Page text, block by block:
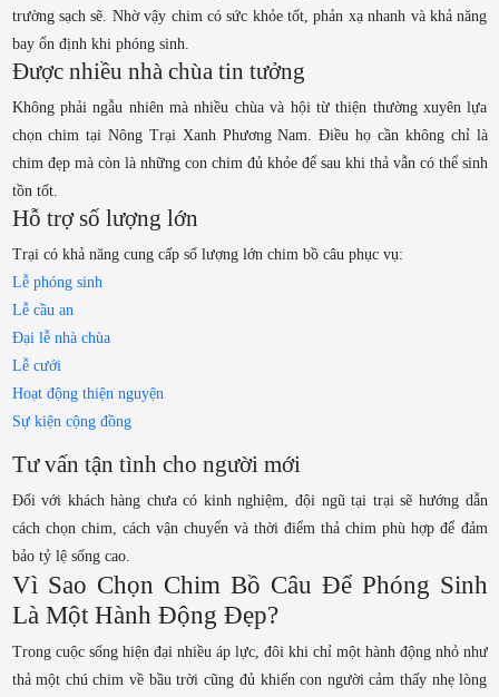
trường sạch sẽ. Nhờ vậy chim có sức khỏe tốt, phản xạ nhanh và khả năng
bay ổn định khi phóng sinh.
Được nhiều nhà chùa tin tưởng
Không phải ngẫu nhiên mà nhiều chùa và hội từ thiện thường xuyên lựa
chọn chim tại Nông Trại Xanh Phương Nam. Điều họ cần không chỉ là
chim đẹp mà còn là những con chim đủ khỏe để sau khi thả vẫn có thể sinh
tồn tốt.
Hỗ trợ số lượng lớn
Trại có khả năng cung cấp số lượng lớn chim bồ câu phục vụ:
Lễ phóng sinh
Lễ cầu an
Đại lễ nhà chùa
Lễ cưới
Hoạt động thiện nguyện
Sự kiện cộng đồng
Tư vấn tận tình cho người mới
Đối với khách hàng chưa có kinh nghiệm, đội ngũ tại trại sẽ hướng dẫn
cách chọn chim, cách vận chuyển và thời điểm thả chim phù hợp để đảm
bảo tỷ lệ sống cao.
Vì Sao Chọn Chim Bồ Câu Để Phóng Sinh
Là Một Hành Động Đẹp?
Trong cuộc sống hiện đại nhiều áp lực, đôi khi chỉ một hành động nhỏ như
thả một chú chim về bầu trời cũng đủ khiến con người cảm thấy nhẹ lòng